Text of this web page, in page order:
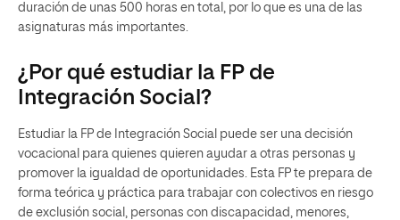
duración de unas 500 horas en total, por lo que es una de las
asignaturas más importantes.
¿Por qué estudiar la FP de
Integración Social?
Estudiar la FP de Integración Social puede ser una decisión
vocacional para quienes quieren ayudar a otras personas y
promover la igualdad de oportunidades. Esta FP te prepara de
forma teórica y práctica para trabajar con colectivos en riesgo
de exclusión social, personas con discapacidad, menores,